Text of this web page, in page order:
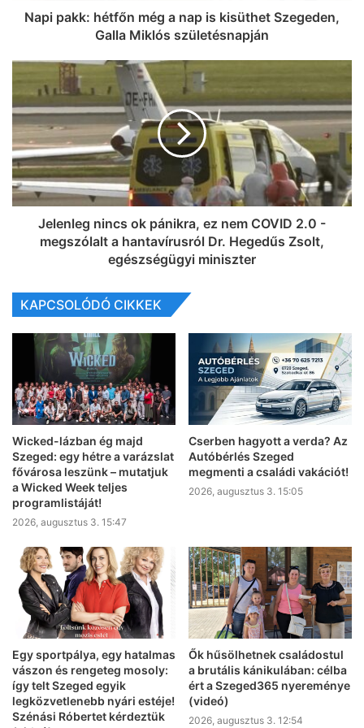
Napi pakk: hétfőn még a nap is kisüthet Szegeden,
Galla Miklós születésnapján
Jelenleg nincs ok pánikra, ez nem COVID 2.0 -
megszólalt a hantavírusról Dr. Hegedűs Zsolt,
egészségügyi miniszter
KAPCSOLÓDÓ CIKKEK
Wicked-lázban ég majd
Szeged: egy hétre a varázslat
fővárosa leszünk – mutatjuk
a Wicked Week teljes
programlistáját!
2026, augusztus 3. 15:47
Cserben hagyott a verda? Az
Autóbérlés Szeged
megmenti a családi vakációt!
2026, augusztus 3. 15:05
Egy sportpálya, egy hatalmas
vászon és rengeteg mosoly:
így telt Szeged egyik
legközvetlenebb nyári estéje!
Szénási Róbertet kérdeztük
Ők hűsölhetnek családostul
a brutális kánikulában: célba
ért a Szeged365 nyereménye
(videó)
2026, augusztus 3. 12:54